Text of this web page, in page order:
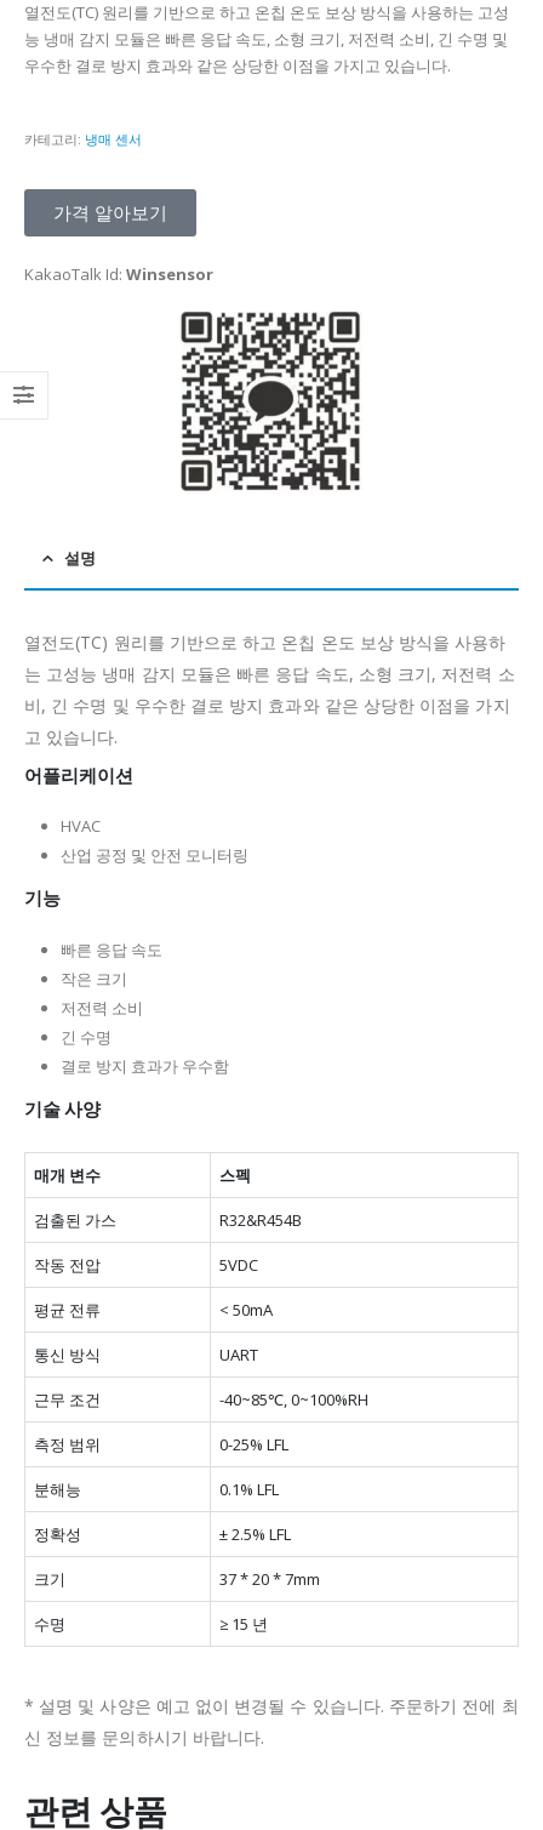
열전도(TC) 원리를 기반으로 하고 온칩 온도 보상 방식을 사용하는 고성
능 냉매 감지 모듈은 빠른 응답 속도, 소형 크기, 저전력 소비, 긴 수명 및
우수한 결로 방지 효과와 같은 상당한 이점을 가지고 있습니다.
카테고리: 냉매 센서
가격 알아보기
KakaoTalk Id: Winsensor
설명
열전도(TC) 원리를 기반으로 하고 온칩 온도 보상 방식을 사용하
는 고성능 냉매 감지 모듈은 빠른 응답 속도, 소형 크기, 저전력 소
비, 긴 수명 및 우수한 결로 방지 효과와 같은 상당한 이점을 가지
고 있습니다.
어플리케이션
HVAC
산업 공정 및 안전 모니터링
기능
빠른 응답 속도
작은 크기
저전력 소비
긴 수명
결로 방지 효과가 우수함
기술 사양
매개 변수 스펙
검출된 가스 R32&R454B
작동 전압 5VDC
평균 전류 < 50mA
통신 방식 UART
근무 조건 -40~85℃, 0~100%RH
측정 범위 0-25% LFL
분해능 0.1% LFL
정확성 ± 2.5% LFL
크기 37 * 20 * 7mm
수명 ≥ 15 년
* 설명 및 사양은 예고 없이 변경될 수 있습니다. 주문하기 전에 최
신 정보를 문의하시기 바랍니다.
관련 상품